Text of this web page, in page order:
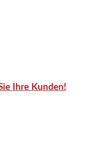
Ihre Kunden!